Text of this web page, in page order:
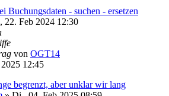
Buchungsdaten - suchen - ersetzen
22. Feb 2024 12:30
von OGT14
12:45
begrenzt, aber unklar wir lang